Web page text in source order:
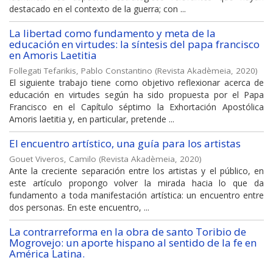
destacado en el contexto de la guerra; con ...
La libertad como fundamento y meta de la
educación en virtudes: la síntesis del papa francisco
en Amoris Laetitia
Follegati Tefarikis, Pablo Constantino (Revista Akadèmeia, 2020)
El siguiente trabajo tiene como objetivo reflexionar acerca de
educación en virtudes según ha sido propuesta por el Papa
Francisco en el Capítulo séptimo la Exhortación Apostólica
Amoris laetitia y, en particular, pretende ...
El encuentro artístico, una guía para los artistas
Gouet Viveros, Camilo (Revista Akadèmeia, 2020)
Ante la creciente separación entre los artistas y el público, en
este artículo propongo volver la mirada hacia lo que da
fundamento a toda manifestación artística: un encuentro entre
dos personas. En este encuentro, ...
La contrarreforma en la obra de santo Toribio de
Mogrovejo: un aporte hispano al sentido de la fe en
América Latina.